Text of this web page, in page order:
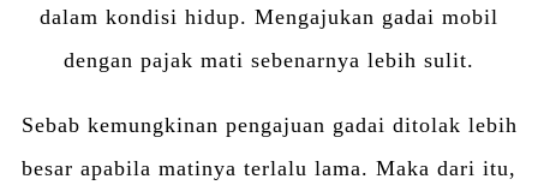
dalam kondisi hidup. Mengajukan gadai mobil
dengan pajak mati sebenarnya lebih sulit.
Sebab kemungkinan pengajuan gadai ditolak lebih
besar apabila matinya terlalu lama. Maka dari itu,